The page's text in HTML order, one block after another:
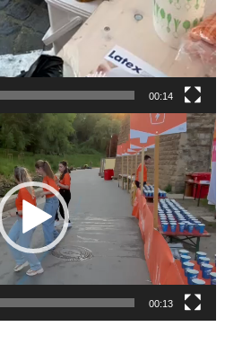
00:14
00:13